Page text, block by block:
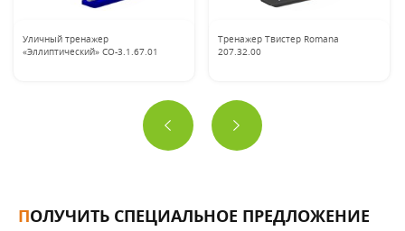
Уличный тренажер
«Эллиптический» CO-3.1.67.01
Тренажер Твистер Romana
207.32.00
ПОЛУЧИТЬ СПЕЦИАЛЬНОЕ ПРЕДЛОЖЕНИЕ